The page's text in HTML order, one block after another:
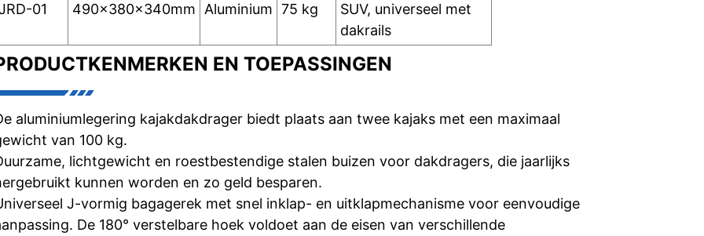
01
490x380x340mm Aluminium 75 kg
SUV, universeel met
dakrails
EN TOEPASSINGEN
aluminiumlegering kajakdakdrager biedt plaats aan twee kajaks met een maximaal
van 100 kg.
lichtgewicht en roestbestendige stalen buizen voor dakdragers, die jaarlijks
kunnen worden en zo geld besparen.
J-vormig bagagerek met snel inklap- en uitklapmechanisme voor eenvoudige
De 180° verstelbare hoek voldoet aan de eisen van verschillende